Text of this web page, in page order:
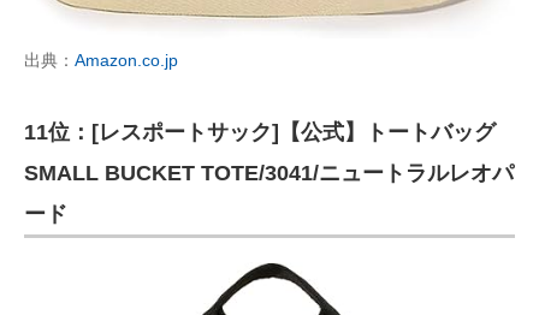
出典： Amazon.co.jp
11位：[レスポートサック]【公式】トートバッグ
SMALL BUCKET TOTE/3041/ニュートラルレオパ
ード